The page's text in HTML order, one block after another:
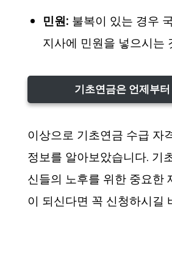
민원: 불복이 있는 경우
지사에 민원을 넣으시는
기초연금은 언제부
이상으로 기초연금 수급 자
정보를 알아보았습니다. 기
신들의 노후를 위한 중요한
이 되신다면 꼭 신청하시길